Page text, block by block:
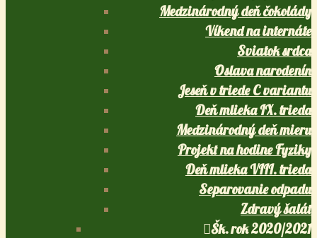
Medzinárodný deň čokolády
Víkend na internáte
Sviatok srdca
Oslava narodenín
Jeseň v triede C variantu
Deň mlieka IX. trieda
Medzinárodný deň mieru
Projekt na hodine Fyziky
Deň mlieka VIII. trieda
Separovanie odpadu
Zdravý šalát
Šk. rok 2020/2021